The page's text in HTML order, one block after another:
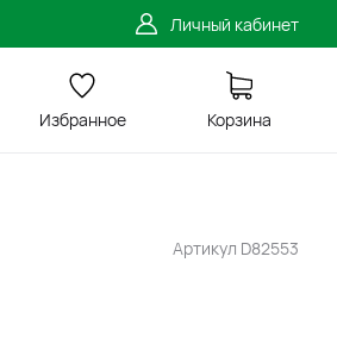
Личный кабинет
Избранное Корзина
Артикул D82553